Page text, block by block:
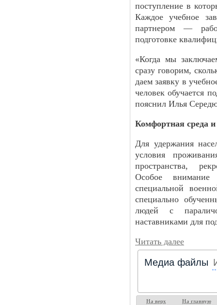
поступление в
Каждое учебное
партнером —
подготовке
«Когда мы
сразу говорим,
даем заявку в
человек обучается
пояснил Илья
Комфортная среда
Для удержания
условия
пространства,
Особое внимание
специальной
специально
людей с
наставниками для
Читать далее
Медиа файлы
На верх На главную